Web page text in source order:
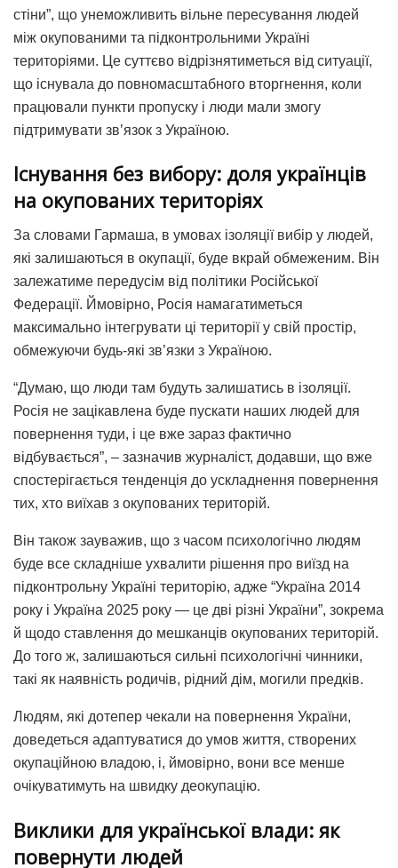
стіни”, що унеможливить вільне пересування людей
між окупованими та підконтрольними Україні
територіями. Це суттєво відрізнятиметься від ситуації,
що існувала до повномасштабного вторгнення, коли
працювали пункти пропуску і люди мали змогу
підтримувати зв’язок з Україною.
Існування без вибору: доля українців
на окупованих територіях
За словами Гармаша, в умовах ізоляції вибір у людей,
які залишаються в окупації, буде вкрай обмеженим. Він
залежатиме передусім від політики Російської
Федерації. Ймовірно, Росія намагатиметься
максимально інтегрувати ці території у свій простір,
обмежуючи будь-які зв’язки з Україною.
“Думаю, що люди там будуть залишатись в ізоляції.
Росія не зацікавлена буде пускати наших людей для
повернення туди, і це вже зараз фактично
відбувається”, – зазначив журналіст, додавши, що вже
спостерігається тенденція до ускладнення повернення
тих, хто виїхав з окупованих територій.
Він також зауважив, що з часом психологічно людям
буде все складніше ухвалити рішення про виїзд на
підконтрольну Україні територію, адже “Україна 2014
року і Україна 2025 року — це дві різні України”, зокрема
й щодо ставлення до мешканців окупованих територій.
До того ж, залишаються сильні психологічні чинники,
такі як наявність родичів, рідний дім, могили предків.
Людям, які дотепер чекали на повернення України,
доведеться адаптуватися до умов життя, створених
окупаційною владою, і, ймовірно, вони все менше
очікуватимуть на швидку деокупацію.
Виклики для української влади: як
повернути людей